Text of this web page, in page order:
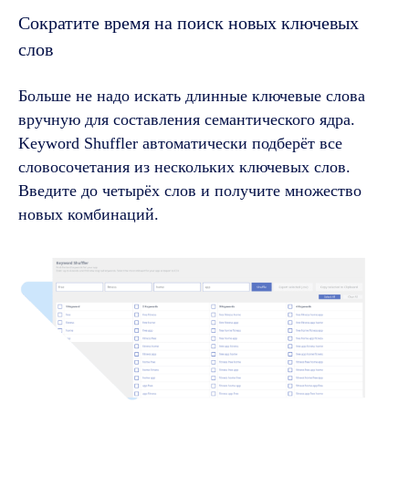
Сократите время на поиск новых ключевых
слов
Больше не надо искать длинные ключевые слова
вручную для составления семантического ядра.
Keyword Shuffler автоматически подберёт все
словосочетания из нескольких ключевых слов.
Введите до четырёх слов и получите множество
новых комбинаций.